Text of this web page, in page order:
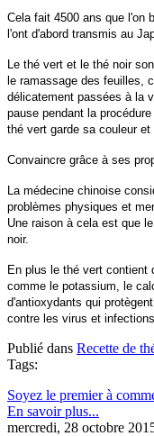
Cela fait 4500 ans que l'on
l'ont d'abord transmis au
Le thé vert et le thé noir
le ramassage des feuilles,
délicatement passées à la
pause pendant la
thé vert garde sa couleur et
Convaincre grâce à ses
La médecine chinoise
problèmes physiques et
Une raison à cela est que
noir.
En plus le thé vert contient
comme le potassium, le
d'antioxydants qui
contre les virus et infections.
Publié dans Recette de
Tags:
Soyez le premier à
En savoir plus...
mercredi, 28 octobre